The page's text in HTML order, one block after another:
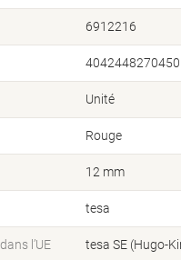
6912216
4042448270450
Unité
Rouge
12 mm
tesa
l’UE tesa SE (Hugo-